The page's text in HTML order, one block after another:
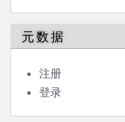
元数据
注册
登录